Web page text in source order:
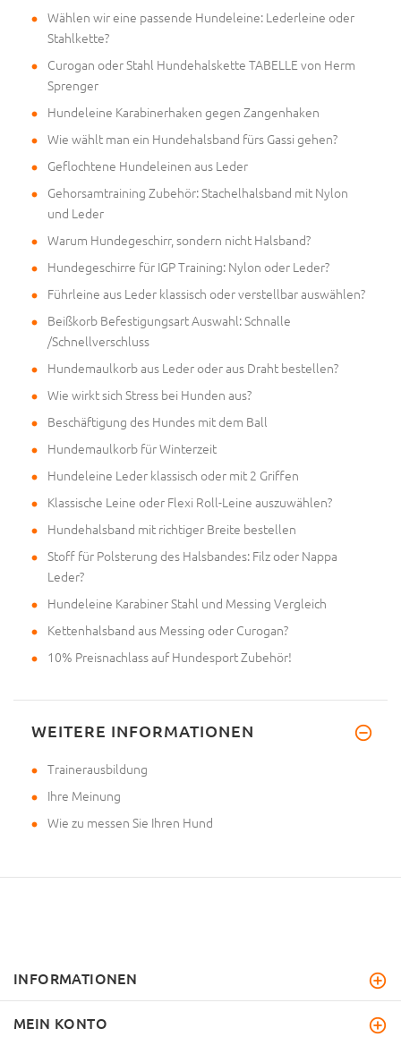
Wählen wir eine passende Hundeleine: Lederleine oder
Stahlkette?
Curogan oder Stahl Hundehalskette TABELLE von Herm
Sprenger
Hundeleine Karabinerhaken gegen Zangenhaken
Wie wählt man ein Hundehalsband fürs Gassi gehen?
Geflochtene Hundeleinen aus Leder
Gehorsamtraining Zubehör: Stachelhalsband mit Nylon
und Leder
Warum Hundegeschirr, sondern nicht Halsband?
Hundegeschirre für IGP Training: Nylon oder Leder?
Führleine aus Leder klassisch oder verstellbar auswählen?
Beißkorb Befestigungsart Auswahl: Schnalle
/Schnellverschluss
Hundemaulkorb aus Leder oder aus Draht bestellen?
Wie wirkt sich Stress bei Hunden aus?
Beschäftigung des Hundes mit dem Ball
Hundemaulkorb für Winterzeit
Hundeleine Leder klassisch oder mit 2 Griffen
Klassische Leine oder Flexi Roll-Leine auszuwählen?
Hundehalsband mit richtiger Breite bestellen
Stoff für Polsterung des Halsbandes: Filz oder Nappa
Leder?
Hundeleine Karabiner Stahl und Messing Vergleich
Kettenhalsband aus Messing oder Curogan?
10% Preisnachlass auf Hundesport Zubehör!
WEITERE INFORMATIONEN
Trainerausbildung
Ihre Meinung
Wie zu messen Sie Ihren Hund
INFORMATIONEN
MEIN KONTO